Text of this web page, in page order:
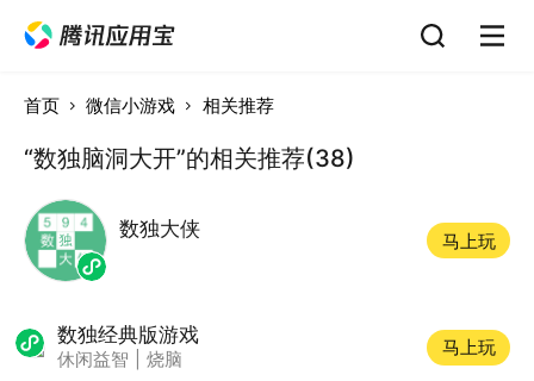
首页 微信小游戏 相关推荐
“数独脑洞大开”的相关推荐(38)
数独大侠
马上玩
数独经典版游戏
休闲益智 烧脑
马上玩